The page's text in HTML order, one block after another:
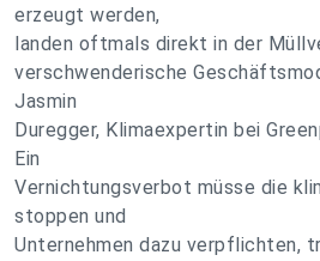
erzeugt werden,
landen oftmals direkt in der
verschwenderische
Jasmin
Duregger, Klimaexpertin bei
Ein
Vernichtungsverbot müsse die
stoppen und
Unternehmen dazu verpflichten,